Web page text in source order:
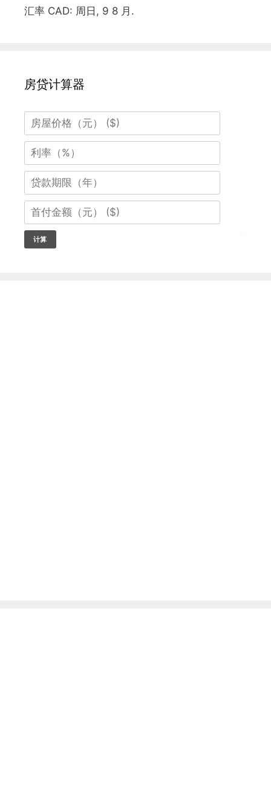
汇率 CAD: 周日, 9 8 月.
房贷计算器